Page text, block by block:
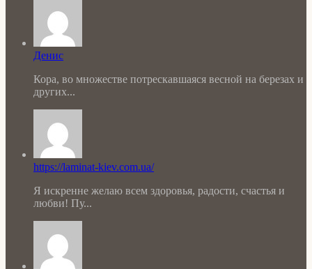
Денис
Кора, во множестве потрескавшаяся весной на березах и
других...
https://laminat-kiev.com.ua/
Я искренне желаю всем здоровья, радости, счастья и
любви! Пу...